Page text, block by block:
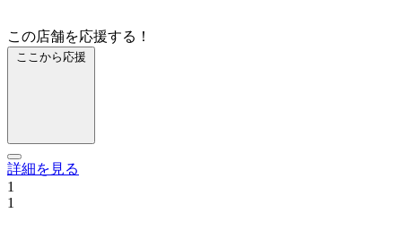
この店舗を応援する！
ここから応援
詳細を見る
1
1